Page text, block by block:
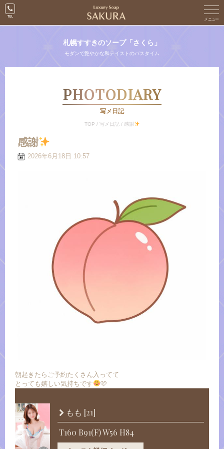
札幌すすきのソープ「さくら」
モダンで艶やかな和テイストのバスタイム
PHOTODIARY
写メ日記
TOP / 写メ日記 / 感謝
感謝
2026年6月18日 10:57
朝起きたらご予約たくさん入ってて
とっても嬉しい気持ちです
🩷
もも [21]
T160 B91(F) W56 H84